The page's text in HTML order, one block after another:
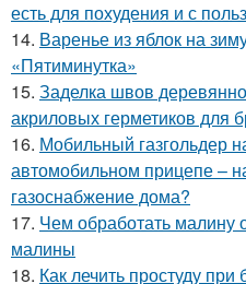
есть для похудения и с
14. Варенье из яблок на
«Пятиминутка»
15. Заделка швов
акриловых герметиков для
16. Мобильный газгольдер
автомобильном прицепе –
газоснабжение дома?
17. Чем обработать малину
малины
18. Как лечить простуду